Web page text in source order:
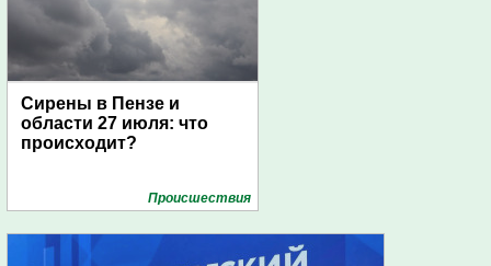
Сирены в Пензе и
области 27 июля: что
происходит?
Проиcшествия